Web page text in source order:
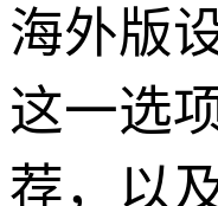
海外版
这一选
荐，以